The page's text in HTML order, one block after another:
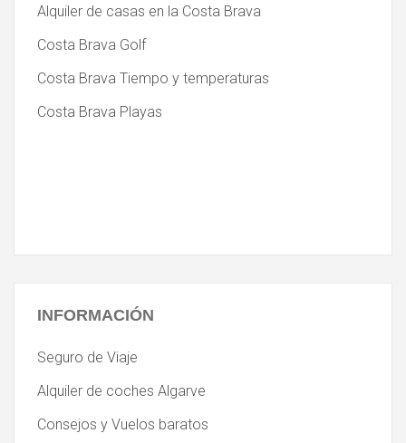
Alquiler de casas en la Costa Brava
Costa Brava Golf
Costa Brava Tiempo y temperaturas
Costa Brava Playas
INFORMACIÓN
Seguro de Viaje
Alquiler de coches Algarve
Consejos y Vuelos baratos